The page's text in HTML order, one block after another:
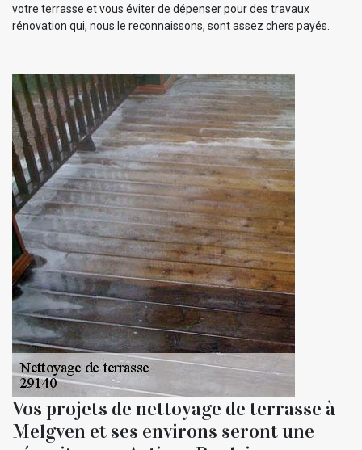
votre terrasse et vous éviter de dépenser pour des travaux
rénovation qui, nous le reconnaissons, sont assez chers payés.
Vos projets de nettoyage de terrasse à
Melgven et ses environs seront une